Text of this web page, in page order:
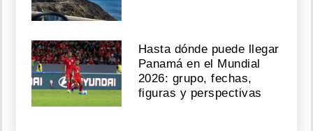
Hasta dónde puede llegar
Panamá en el Mundial
2026: grupo, fechas,
figuras y perspectivas